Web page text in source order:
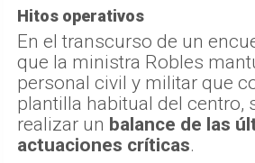
Hitos operativos
En el transcurso de un
que la ministra Robles
personal civil y militar que
plantilla habitual del centro,
realizar un balance de las
actuaciones críticas.